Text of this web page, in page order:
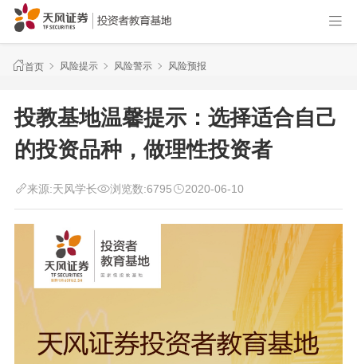
首页 风险提示 风险警示 风险预报
投教基地温馨提示：选择适合自己
的投资品种，做理性投资者
来源:天风学长 浏览数:6795 2020-06-10